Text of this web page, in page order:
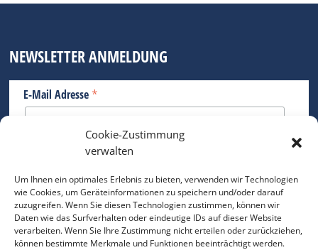
Cookie-Zustimmung
verwalten
Um Ihnen ein optimales Erlebnis zu bieten, verwenden wir Technologien
wie Cookies, um Geräteinformationen zu speichern und/oder darauf
zuzugreifen. Wenn Sie diesen Technologien zustimmen, können wir
Daten wie das Surfverhalten oder eindeutige IDs auf dieser Website
verarbeiten. Wenn Sie Ihre Zustimmung nicht erteilen oder zurückziehen,
können bestimmte Merkmale und Funktionen beeinträchtigt werden.
NEWSLETTER ANMELDUNG
E-Mail Adresse *
Bitte geben Sie Ihre E-Mail Adresse ein.
*